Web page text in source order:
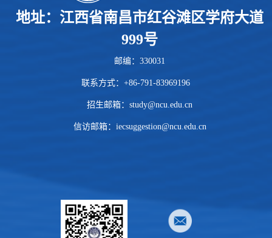
地址：江西省南昌市红谷滩区学府大道
999号
邮编：330031
联系方式：+86-791-83969196
招生邮箱：study@ncu.edu.cn
信访邮箱：iecsuggestion@ncu.edu.cn